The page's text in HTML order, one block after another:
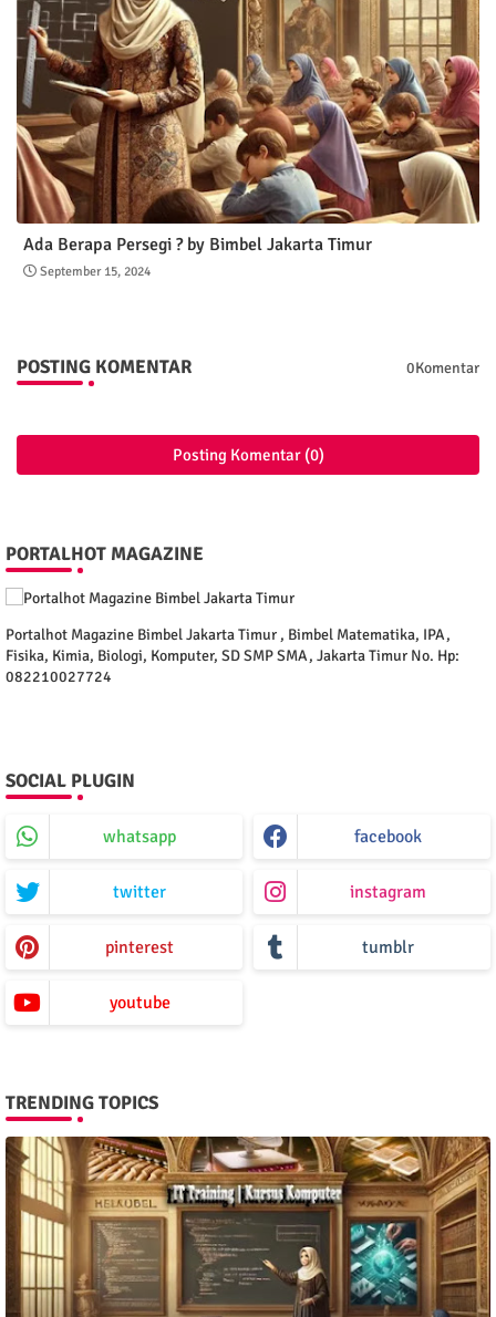
Ada Berapa Persegi ? by Bimbel Jakarta Timur
September 15, 2024
POSTING KOMENTAR 0Komentar
Posting Komentar (0)
PORTALHOT MAGAZINE
Portalhot Magazine Bimbel Jakarta Timur , Bimbel Matematika, IPA,
Fisika, Kimia, Biologi, Komputer, SD SMP SMA, Jakarta Timur No. Hp:
082210027724
SOCIAL PLUGIN
whatsapp facebook
twitter instagram
pinterest tumblr
youtube
TRENDING TOPICS